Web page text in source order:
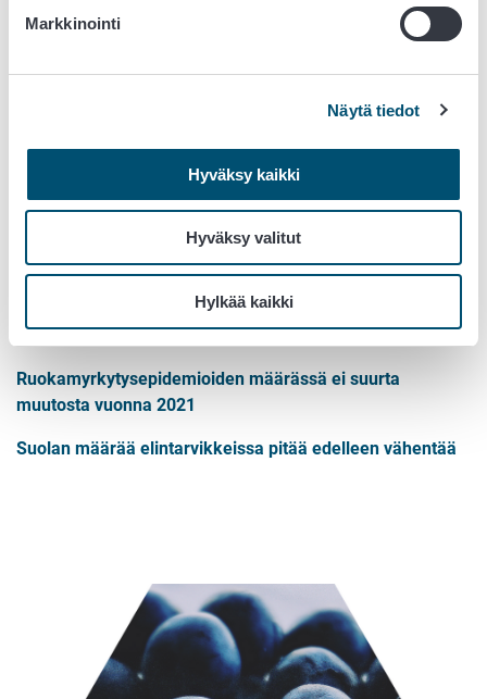
Markkinointi
Näytä tiedot
Hyväksy kaikki
Hyväksy valitut
Hylkää kaikki
Twitter: @MarjattaRahkio
WHO:n varapääjohtaja tohtori Yamamoto:
The celebration
of the fourth World Food Safety Day on June 7. We all
need to work together to achieve safer food for better
health!
Ruokamyrkytysepidemioiden määrässä ei suurta
muutosta vuonna 2021
Suolan määrää elintarvikkeissa pitää edelleen vähentää